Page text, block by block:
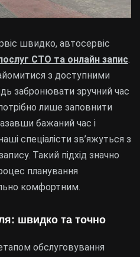
швидко, автосервіс
СТО та онлайн запис.
з доступними
забронювати зручний час
лише заповнити
бажаний час і
спеціалісти зв’яжуться з
Такий підхід значно
планування
комфортним.
швидко та точно
обслуговування